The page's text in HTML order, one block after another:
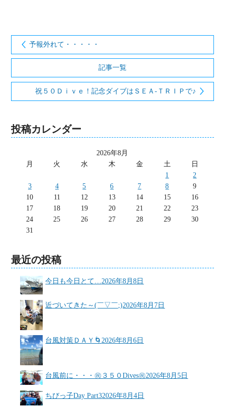
予報外れて・・・・・
記事一覧
祝５０Ｄｉｖｅ！記念ダイブはＳＥＡ-ＴＲＩＰで♪
投稿カレンダー
2026年8月
月
火 水 木 金 土
日
1
2
3
4 5 6 7 8
9
10
11 12 13 14 15
16
17
18 19 20 21 22
23
24
25 26 27 28 29
30
31
最近の投稿
今日も今日とて… 2026年8月8日
近づいてきた～(￣▽￣;)2026年8月7日
台風対策ＤＡＹ🌀 2026年8月6日
台風前に・・・㊗３５０Dives㊗2026年8月5日
ちびっ子Day Part32026年8月4日